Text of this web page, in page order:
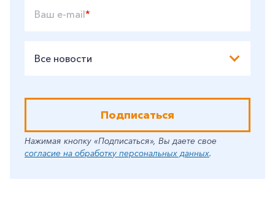
Ваш e-mail*
Все новости
Подписаться
Нажимая кнопку «Подписаться», Вы даете свое
согласие на обработку персональных данных.